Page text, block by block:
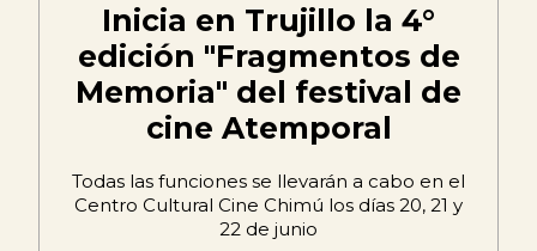
Inicia en Trujillo la 4°
edición "Fragmentos de
Memoria" del festival de
cine Atemporal
Todas las funciones se llevarán a cabo en el
Centro Cultural Cine Chimú los días 20, 21 y
22 de junio